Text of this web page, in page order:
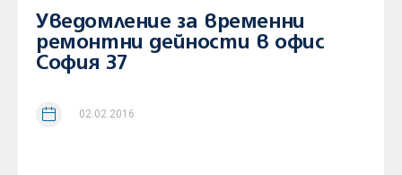
Уведомление за временни
ремонтни дейности в офис
София 37
02.02.2016